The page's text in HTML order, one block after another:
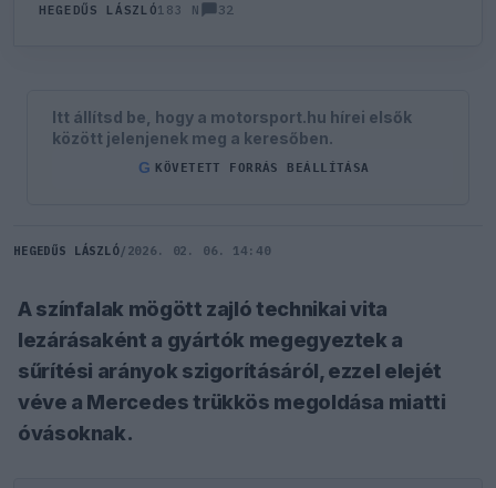
HEGEDŰS LÁSZLÓ183 N 32
Itt állítsd be, hogy a motorsport.hu hírei elsők
között jelenjenek meg a keresőben.
G KÖVETETT FORRÁS BEÁLLÍTÁSA
HEGEDŰS LÁSZLÓ/ 2026. 02. 06. 14:40
A színfalak mögött zajló technikai vita
lezárásaként a gyártók megegyeztek a
sűrítési arányok szigorításáról, ezzel elejét
véve a Mercedes trükkös megoldása miatti
óvásoknak.